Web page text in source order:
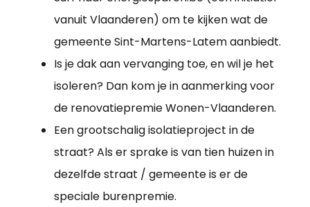
vanuit Vlaanderen) om te kijken wat de
gemeente Sint-Martens-Latem aanbiedt.
Is je dak aan vervanging toe, en wil je het
isoleren? Dan kom je in aanmerking voor
de renovatiepremie Wonen-Vlaanderen.
Een grootschalig isolatieproject in de
straat? Als er sprake is van tien huizen in
dezelfde straat / gemeente is er de
speciale burenpremie.